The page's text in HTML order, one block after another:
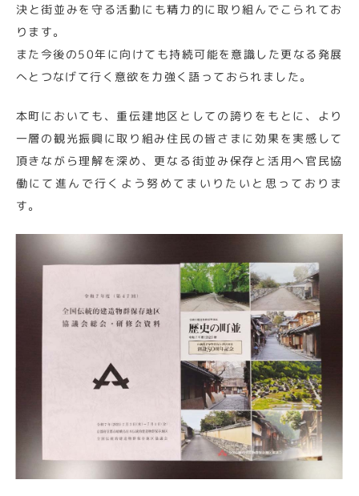
決と街並みを守る活動にも精力的に取り組んでこられてお
ります。
また今後の50年に向けても持続可能を意識した更なる発展
へとつなげて行く意欲を力強く語っておられました。
本町においても、重伝建地区としての誇りをもとに、より
一層の観光振興に取り組み住民の皆さまに効果を実感して
頂きながら理解を深め、更なる街並み保存と活用へ官民協
働にて進んで行くよう努めてまいりたいと思っておりま
す。